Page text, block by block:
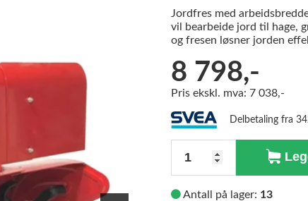
Jordfres med
vil bearbeide jord til hage,
og fresen løsner jorden
8 798,-
Pris ekskl. mva: 7 038,-
Delbetaling fra
Antall på lager: 13